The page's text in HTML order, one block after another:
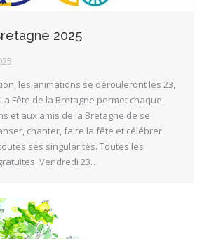
2025
les animations se dérouleront les 23,
Fête de la Bretagne permet chaque
et aux amis de la Bretagne de se
chanter, faire la fête et célébrer
ses singularités. Toutes les
Vendredi 23…